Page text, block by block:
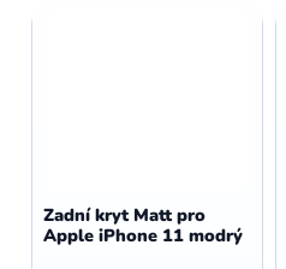
Zadní kryt Matt pro
Apple iPhone 11 modrý